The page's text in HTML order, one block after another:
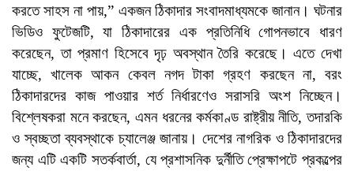
করতে সাহস না পায়,” একজন ঠিকাদার সংবাদমাধ্যমকে জানান। ঘটনার
ভিডিও ফুটেজটি, যা ঠিকাদারের এক প্রতিনিধি গোপনভাবে ধারণ
করেছেন, তা প্রমাণ হিসেবে দৃঢ় অবস্থান তৈরি করেছে। এতে দেখা
যাচ্ছে, খালেক আকন কেবল নগদ টাকা গ্রহণ করছেন না, বরং
ঠিকাদারদের কাজ পাওয়ার শর্ত নির্ধারণেও সরাসরি অংশ নিচ্ছেন।
বিশ্লেষকরা মনে করছেন, এমন ধরনের কর্মকাণ্ড রাষ্ট্রীয় নীতি, তদারকি
ও স্বচ্ছতা ব্যবস্থাকে চ্যালেঞ্জ জানায়। দেশের নাগরিক ও ঠিকাদারদের
জন্য এটি একটি সতর্কবার্তা, যে প্রশাসনিক দুর্নীতি প্রেক্ষাপটে প্রকল্পের